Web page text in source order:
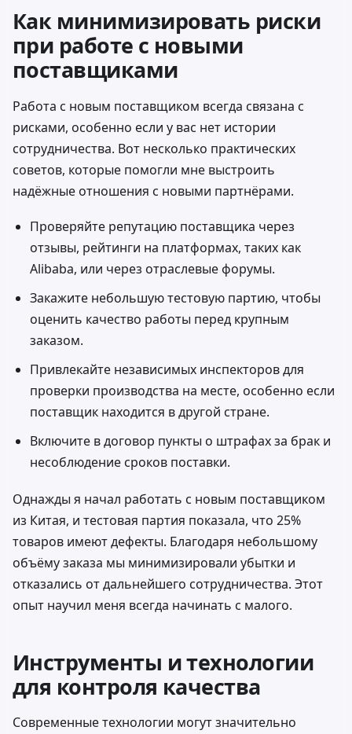
Как минимизировать риски
при работе с новыми
поставщиками
Работа с новым поставщиком всегда связана с
рисками, особенно если у вас нет истории
сотрудничества. Вот несколько практических
советов, которые помогли мне выстроить
надёжные отношения с новыми партнёрами.
Проверяйте репутацию поставщика через
отзывы, рейтинги на платформах, таких как
Alibaba, или через отраслевые форумы.
Закажите небольшую тестовую партию, чтобы
оценить качество работы перед крупным
заказом.
Привлекайте независимых инспекторов для
проверки производства на месте, особенно если
поставщик находится в другой стране.
Включите в договор пункты о штрафах за брак и
несоблюдение сроков поставки.
Однажды я начал работать с новым поставщиком
из Китая, и тестовая партия показала, что 25%
товаров имеют дефекты. Благодаря небольшому
объёму заказа мы минимизировали убытки и
отказались от дальнейшего сотрудничества. Этот
опыт научил меня всегда начинать с малого.
Инструменты и технологии
для контроля качества
Современные технологии могут значительно